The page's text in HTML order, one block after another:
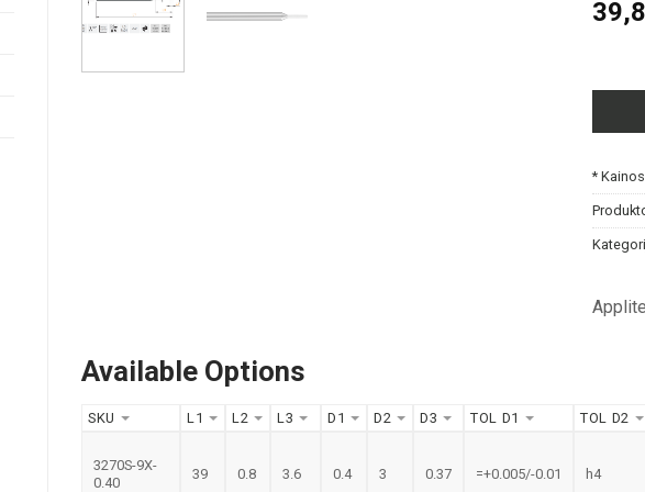
*
Available Options
SKU L1 L2 L3 D1 D2 D3 TOL D1 TOL D2
3270S-9X-
0.40
39 0.8 3.6 0.4 3 0.37 =+0.005/-0.01 h4